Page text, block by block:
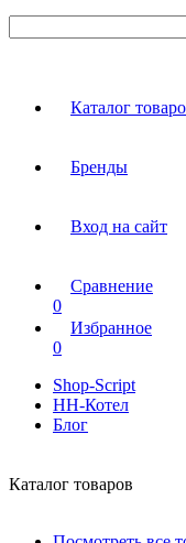
Каталог
Бренды
Вход на сайт
Сравнение
0
Избранное
0
Shop-Script
НН-Котел
Блог
Каталог товаров